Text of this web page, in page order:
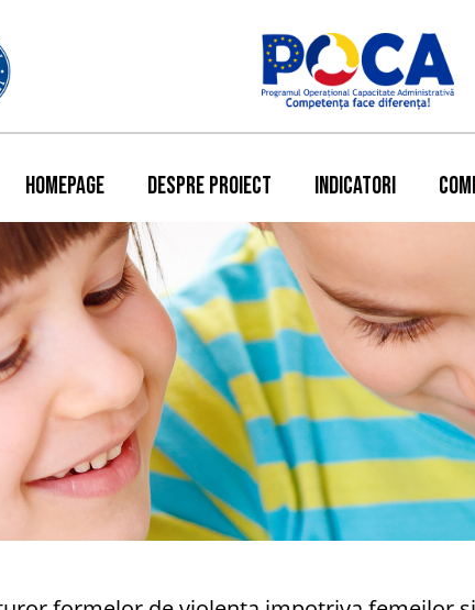
HOMEPAGE DESPRE PROIECT INDICATORI